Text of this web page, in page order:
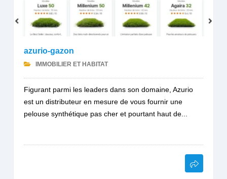
azurio-gazon
IMMOBILIER ET HABITAT
Figurant parmi les leaders dans son domaine, Azurio
est un distributeur en mesure de vous fournir une
pelouse synthétique pas cher et pourtant haut de...